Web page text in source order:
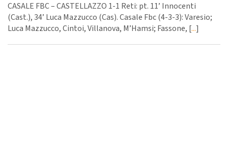
CASALE FBC – CASTELLAZZO 1-1 Reti: pt. 11’ Innocenti
(Cast.), 34’ Luca Mazzucco (Cas). Casale Fbc (4-3-3): Varesio;
Luca Mazzucco, Cintoi, Villanova, M’Hamsi; Fassone, [...]